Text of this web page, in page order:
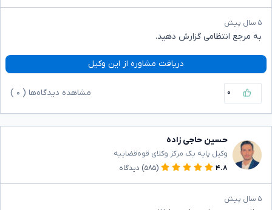
۵ سال پیش
به مرجع انتظامی گزارش دهید.
دریافت مشاوره از این وکیل
۰ مشاهده دیدگاه‌ها ( ۰
حسین حاجی زاده
وکیل پایه یک مرکز وکلای قوه‌قضاییه
۴.۸
(۵۸۵) دیدگاه
۵ سال پیش